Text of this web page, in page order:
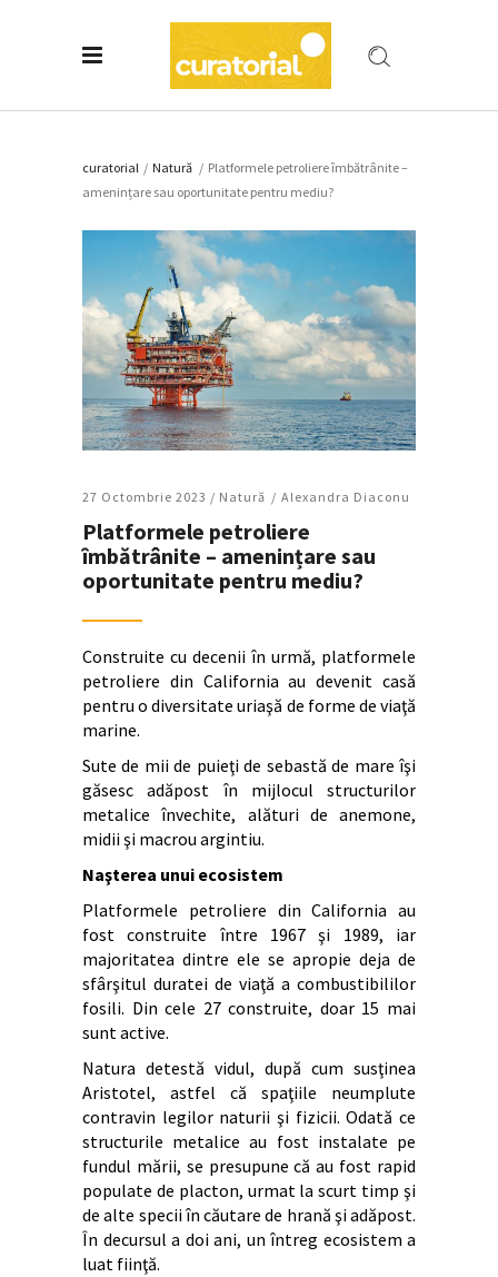
curatorial / Natură / Platformele petroliere îmbătrânite –
amenințare sau oportunitate pentru mediu?
27 Octombrie 2023 / Natură Alexandra Diaconu
Platformele petroliere
îmbătrânite – amenințare sau
oportunitate pentru mediu?
Construite cu decenii în urmă, platformele
petroliere din California au devenit casă
pentru o diversitate uriaşă de forme de viaţă
marine.
Sute de mii de puieţi de sebastă de mare îşi
găsesc adăpost în mijlocul structurilor
metalice învechite, alături de anemone,
midii şi macrou argintiu.
Naşterea unui ecosistem
Platformele petroliere din California au
fost construite între 1967 şi 1989, iar
majoritatea dintre ele se apropie deja de
sfârşitul duratei de viaţă a combustibililor
fosili. Din cele 27 construite, doar 15 mai
sunt active.
Natura detestă vidul, după cum susţinea
Aristotel, astfel că spaţiile neumplute
contravin legilor naturii şi fizicii. Odată ce
structurile metalice au fost instalate pe
fundul mării, se presupune că au fost rapid
populate de placton, urmat la scurt timp şi
de alte specii în căutare de hrană şi adăpost.
În decursul a doi ani, un întreg ecosistem a
luat fiinţă.